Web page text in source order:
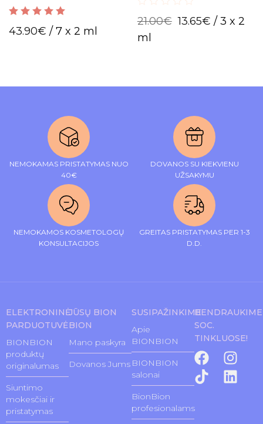
suteikia daugiau elastingumo
ir mažina raukšles.
out of 5
43.90€ / 7 x 2 ml
skaistumui!.
out
of
5
21.00€ 13.65€ / 3 x 2
ml
NEMOKAMAS PRISTATYMAS NUO
40€
DOVANOS SU KIEKVIENU
UŽSAKYMU
NEMOKAMOS KOSMETOLOGŲ
KONSULTACIJOS
GREITAS PRISTATYMAS PER 1-3
D.D.
ELEKTRONINĖ
PARDUOTUVĖ
BIONBION
produktų
originalumas
Siuntimo
mokesčiai ir
pristatymas
JŪSŲ BION
BION
Mano paskyra
Dovanos Jums
SUSIPAŽINKIME
Apie
BIONBION
BIONBION
salonai
BionBion
profesionalams
BENDRAUKIME
SOC.
TINKLUOSE!